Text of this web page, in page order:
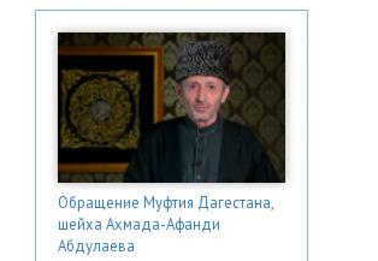
Обращение Муфтия Дагестана,
шейха Ахмада-Афанди
Абдулаева